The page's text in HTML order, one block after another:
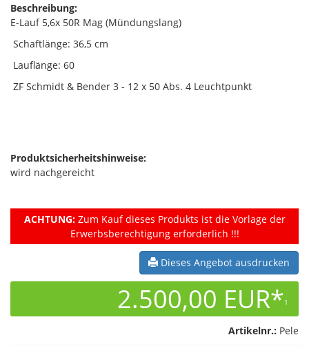
Beschreibung:
E-Lauf 5,6x 50R Mag (Mündungslang)
Schaftlänge: 36,5 cm
Lauflänge: 60
ZF Schmidt & Bender 3 - 12 x 50 Abs. 4 Leuchtpunkt
Produktsicherheitshinweise:
wird nachgereicht
ACHTUNG:Zum Kauf dieses Produkts ist die Vorlage der
Erwerbsberechtigung erforderlich !!!
Dieses Angebot ausdrucken
2.500,00 EUR*1
Artikelnr.: Pele